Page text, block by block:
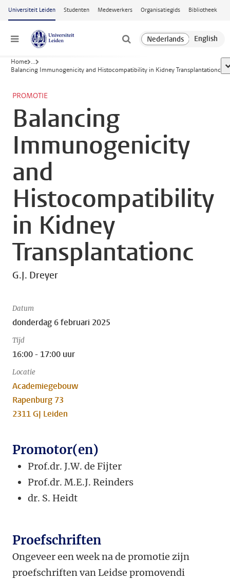
Ga naar hoofdinhoud
Universiteit Leiden Studenten Medewerkers Organisatiegids Bibliotheek
Menu
Home ...
Balancing Immunogenicity and Histocompatibility in Kidney Transplantationc
PROMOTIE
Balancing
Immunogenicity
and
Histocompatibility
in Kidney
Transplantationc
G.J. Dreyer
Datum
donderdag 6 februari 2025
Tijd
16:00 - 17:00 uur
Locatie
Academiegebouw
Rapenburg 73
2311 GJ Leiden
Promotor(en)
Prof.dr. J.W. de Fijter
Prof.dr. M.E.J. Reinders
dr. S. Heidt
Proefschriften
Ongeveer een week na de promotie zijn
proefschriften van Leidse promovendi